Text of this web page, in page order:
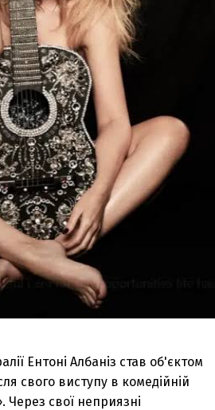
Ентоні Албаніз став об'єктом
свого виступу в комедійній
Через свої неприязні